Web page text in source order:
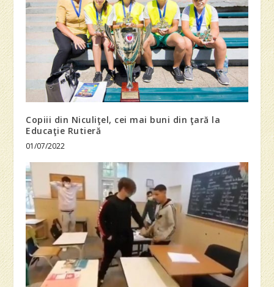
Copiii din Niculiţel, cei mai buni din ţară la
Educaţie Rutieră
01/07/2022